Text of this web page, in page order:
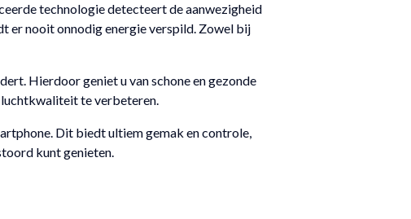
technologie detecteert de aanwezigheid
er nooit onnodig energie verspild. Zowel bij
Hierdoor geniet u van schone en gezonde
luchtkwaliteit te verbeteren.
Dit biedt ultiem gemak en controle,
kunt genieten.